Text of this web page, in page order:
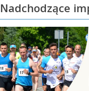
Nadchodzące